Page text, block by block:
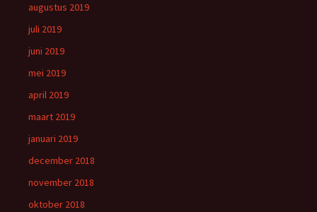
augustus 2019
juli 2019
juni 2019
mei 2019
april 2019
maart 2019
januari 2019
december 2018
november 2018
oktober 2018